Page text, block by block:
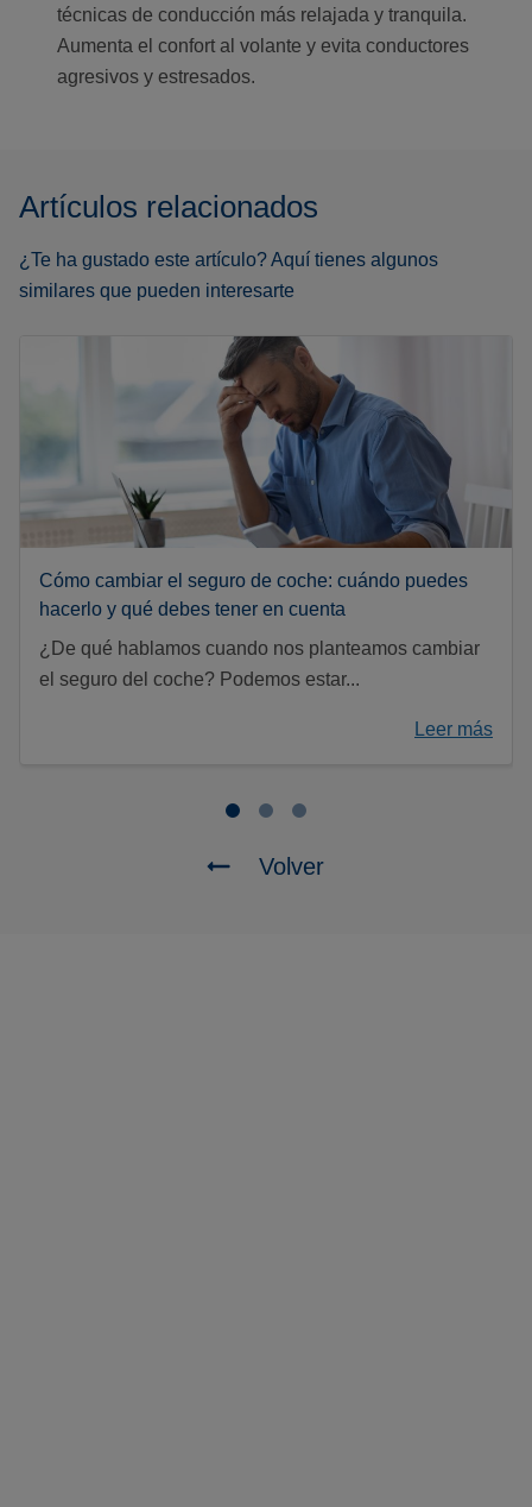
técnicas de conducción más relajada y tranquila.
Aumenta el confort al volante y evita conductores
agresivos y estresados.
Artículos relacionados
¿Te ha gustado este artículo? Aquí tienes algunos
similares que pueden interesarte
Cómo cambiar el seguro de coche: cuándo puedes
hacerlo y qué debes tener en cuenta
¿De qué hablamos cuando nos planteamos cambiar
el seguro del coche? Podemos estar...
Leer más
Volver